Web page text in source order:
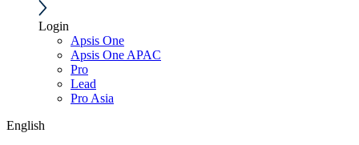
Login
Apsis One
Apsis One APAC
Pro
Lead
Pro Asia
English